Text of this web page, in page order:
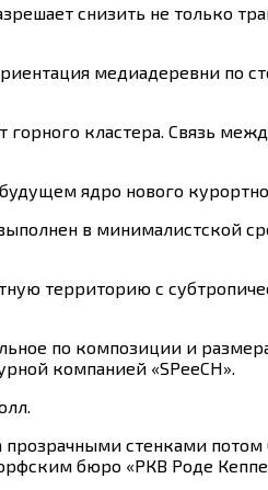
снизить не только
медиадеревни по
кластера. Связь
ядро нового
в минималистской
территорию c
по композиции и
компанией «SPeeCH».
стенками потом
бюро «РКВ Роде